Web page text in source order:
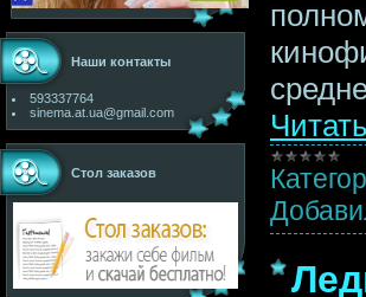
Наши контакты
593337764
sinema.at.ua@gmail.com
Стол заказов